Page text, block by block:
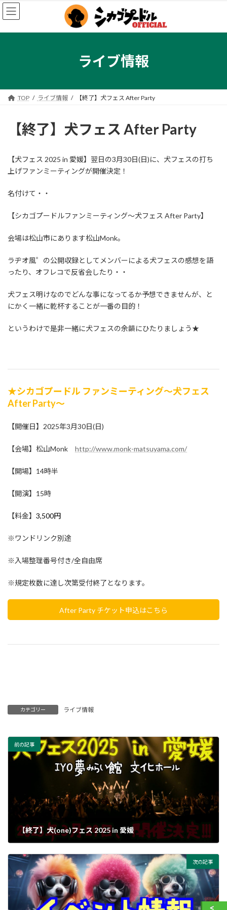
コ
ン
ン
ナ
ビ
ー
ライブ情報
TOP ライブ情報 【終了】犬フェス After Party
【終了】犬フェス After Party
【犬フェス 2025 in 愛媛】翌日の3月30日(日)に、犬フェスの打ち
上げファンミーティングが開催決定！
名付けて・・
【シカゴプードルファンミーティング～犬フェス After Party】
会場は松山市にあります松山Monk。
ラヂオ風゜の公開収録としてメンバーによる犬フェスの感想を語
ったり、オフレコで反省会したり・・
犬フェス明けなのでどんな事になってるか予想できませんが、と
にかく一緒に乾杯することが一番の目的！
というわけで是非一緒に犬フェスの余韻にひたりましょう★
★シカゴプードル ファンミーティング～犬フェス
After Party～
【開催日】2025年3月30日(日)
【会場】松山Monk http://www.monk-matsuyama.com/
【開場】14時半
【開演】15時
【料金】 3,500円
※ワンドリンク別途
※入場整理番号付き/全自由席
※規定枚数に達し次第受付終了となります。
After Party チケット申込はこちら
カテゴリー ライブ情報
前の記事
【終了】犬(one)フェス 2025 in 愛媛
次の記事